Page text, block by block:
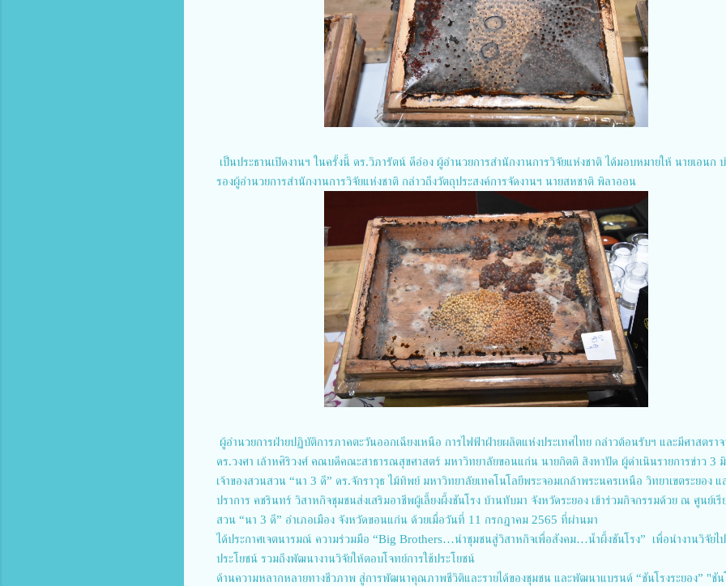
เป็นประธานเปิดงานฯ ในครั้งนี้ ดร.วิภารัตน์ ดีอ่อง ผู้อำนวยการสำนักงานการวิจัยแห่งชาติ ได้มอบหมายให้ นายเอนก
รองผู้อำนวยการสำนักงานการวิจัยแห่งชาติ กล่าวถึงวัตถุประสงค์การจัดงานฯ นายสหชาติ พิลาออน
ผู้อำนวยการฝ่ายปฏิบัติการภาคตะวันออกเฉียงเหนือ การไฟฟ้าฝ่ายผลิตแห่งประเทศไทย กล่าวต้อนรับฯ และมีศาสตราจ
ดร.วงศา เล้าหศิริวงศ์ คณบดีคณะสาธารณสุขศาสตร์ มหาวิทยาลัยขอนแก่น นายกิตติ สิงหาปัด ผู้ดำเนินรายการข่าว 3
เจ้าของสวนสวน “นา 3 ดี” ดร.จักราวุธ ไม้ทิพย์ มหาวิทยาลัยเทคโนโลยีพระจอมเกล้าพระนครเหนือ วิทยาเขตระยอง แ
ปราการ คชรินทร์ วิสาหกิจชุมชนส่งเสริมอาชีพผู้เลี้ยงผึ้งชันโรง บ้านทับมา จังหวัดระยอง เข้าร่วมกิจกรรมด้วย ณ ศูนย์เรี
สวน “นา 3 ดี” อำเภอเมือง จังหวัดขอนแก่น ด้วยเมื่อวันที่ 11 กรกฎาคม 2565 ที่ผ่านมา
ได้ประกาศเจตนารมณ์ ความร่วมมือ “Big Brothers…นำชุมชนสู่วิสาหกิจเพื่อสังคม…น้ำผึ้งชันโรง” เพื่อนำงานวิจัยไ
ประโยชน์ รวมถึงพัฒนางานวิจัยให้ตอบโจทย์การใช้ประโยชน์
ด้านความหลากหลายทางชีวภาพ สู่การพัฒนาคุณภาพชีวิติและรายได้ของชุมชน และพัฒนาแบรนด์ “ชันโรงระยอง” "ชัน